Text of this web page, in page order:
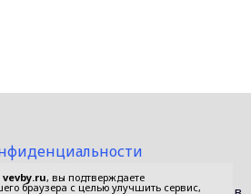
соглашение
vevby.ru, вы подтверждаете
браузера с целью улучшить сервис,